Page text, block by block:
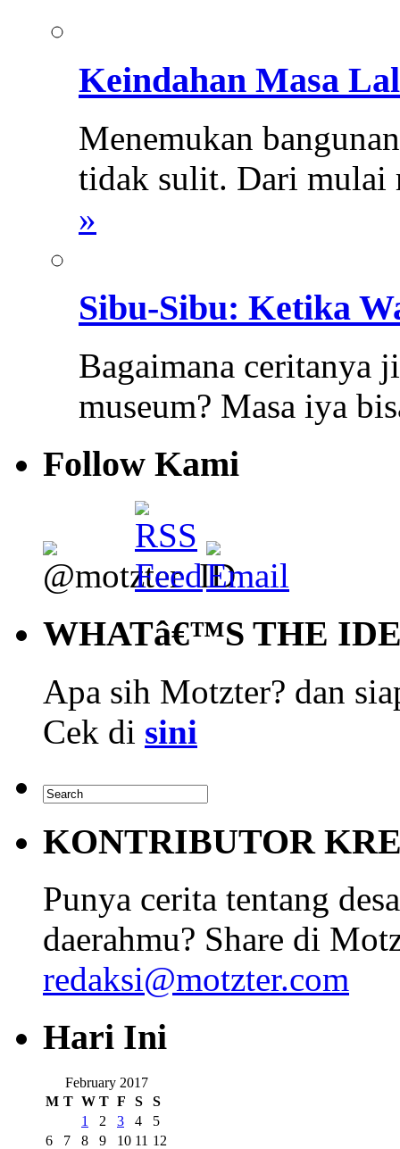
Keindahan Masa
Menemukan
tidak sulit. Dari mulai
»
Sibu-Sibu: Ketika
Bagaimana ceritanya
museum? Masa iya
Follow Kami
WHATâ€™S THE
Apa sih Motzter? dan
Cek di sini
KONTRIBUTOR
Punya cerita tentang
daerahmu? Share di
redaksi@motzter.com
Hari Ini
February 2017
M T W T F S S
1 2 3 4
5
6
7 8 9 10 11 12